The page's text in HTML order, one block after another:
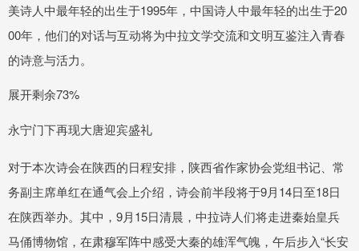
美诗人中最年轻的出生于1995年，中国诗人中最年轻的出生于20
00年，他们的对话与互动将为中拉文学交流和文明互鉴注入青春
的诗意与活力。
展开剩余73%
永宁门下再现大唐迎宾盛礼
对于本次诗会在陕西的日程安排，陕西省作家协会党组书记、常
务副主席单红在通气会上介绍，诗会前半段将于9月14日至18日
在陕西举办。其中，9月15日清晨，中拉诗人们将走进秦始皇兵
马俑博物馆，在肃穆军阵中感受大秦的雄浑气魄，午后步入“长安